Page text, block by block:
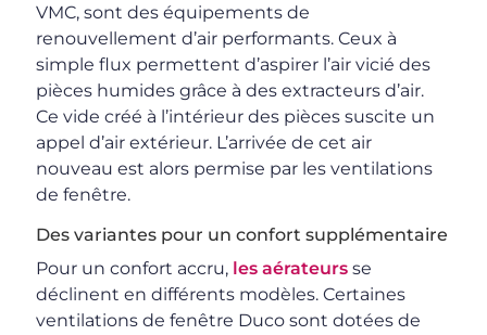
VMC, sont des équipements de
renouvellement d’air performants. Ceux à
simple flux permettent d’aspirer l’air vicié des
pièces humides grâce à des extracteurs d’air.
Ce vide créé à l’intérieur des pièces suscite un
appel d’air extérieur. L’arrivée de cet air
nouveau est alors permise par les ventilations
de fenêtre.
Des variantes pour un confort supplémentaire
Pour un confort accru, les aérateurs se
déclinent en différents modèles. Certaines
ventilations de fenêtre Duco sont dotées de